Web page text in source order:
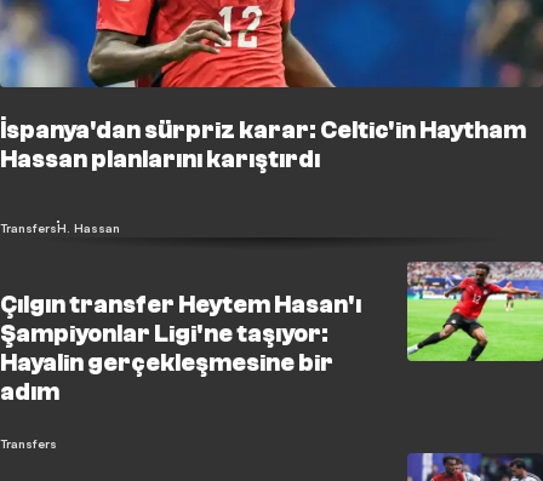
İspanya'dan sürpriz karar: Celtic'in Haytham
Hassan planlarını karıştırdı
TransfersH. Hassan
Çılgın transfer Heytem Hasan'ı
Şampiyonlar Ligi'ne taşıyor:
Hayalin gerçekleşmesine bir
adım
Transfers